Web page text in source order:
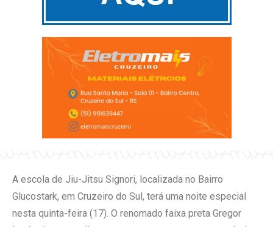
A escola de Jiu-Jitsu Signori, localizada no Bairro
Glucostark, em Cruzeiro do Sul, terá uma noite especial
nesta quinta-feira (17). O renomado faixa preta Gregor